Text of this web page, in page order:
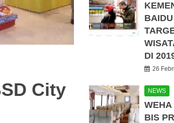
City
DI
26
NEWS
WEHA
BIS